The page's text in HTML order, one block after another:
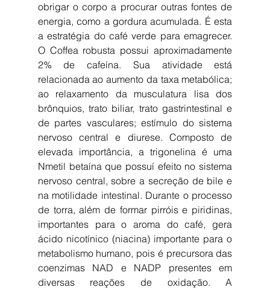
obrigar o corpo a procurar outras fontes de
energia, como a gordura acumulada. É esta
a estratégia do café verde para emagrecer.
O Coffea robusta possui aproximadamente
2% de cafeína. Sua atividade está
relacionada ao aumento da taxa metabólica;
ao relaxamento da musculatura lisa dos
brônquios, trato biliar, trato gastrintestinal e
de partes vasculares; estímulo do sistema
nervoso central e diurese. Composto de
elevada importância, a trigonelina é uma
Nmetil betaína que possuí efeito no sistema
nervoso central, sobre a secreção de bile e
na motilidade intestinal. Durante o processo
de torra, além de formar pirróis e piridinas,
importantes para o aroma do café, gera
ácido nicotínico (niacina) importante para o
metabolismo humano, pois é precursora das
coenzimas NAD e NADP presentes em
diversas reações de oxidação. A